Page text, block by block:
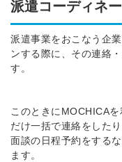
派遣コーディネ
派遣事業をおこなう企
ンする際に、その連絡
す。
このときにMOCHICA
だけ一括で連絡をした
面談の日程予約をする
ます。